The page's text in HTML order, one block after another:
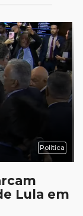
Política
Lula em